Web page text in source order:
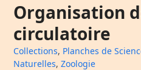
Organisation
circulatoire
Collections, Planches de
Naturelles, Zoologie